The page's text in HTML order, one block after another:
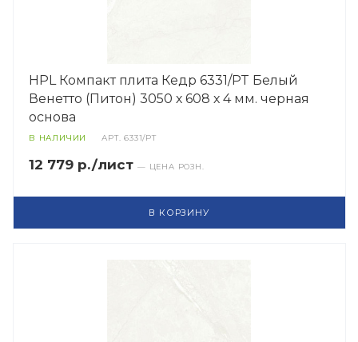
HPL Компакт плита Кедр 6331/PT Белый
Венетто (Питон) 3050 х 608 х 4 мм. черная
основа
В НАЛИЧИИ АРТ.6331/PT
12 779 р./лист — ЦЕНА РОЗН.
В КОРЗИНУ